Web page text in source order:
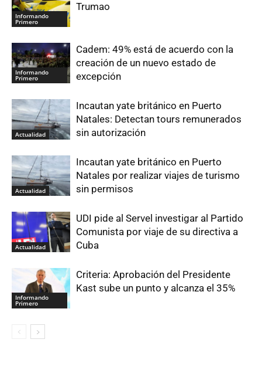
Informando
Primero
Trumao
Informando
Primero
Cadem: 49% está de acuerdo con la
creación de un nuevo estado de
excepción
Actualidad
Incautan yate británico en Puerto
Natales: Detectan tours remunerados
sin autorización
Actualidad
Incautan yate británico en Puerto
Natales por realizar viajes de turismo
sin permisos
Actualidad
UDI pide al Servel investigar al Partido
Comunista por viaje de su directiva a
Cuba
Informando
Primero
Criteria: Aprobación del Presidente
Kast sube un punto y alcanza el 35%